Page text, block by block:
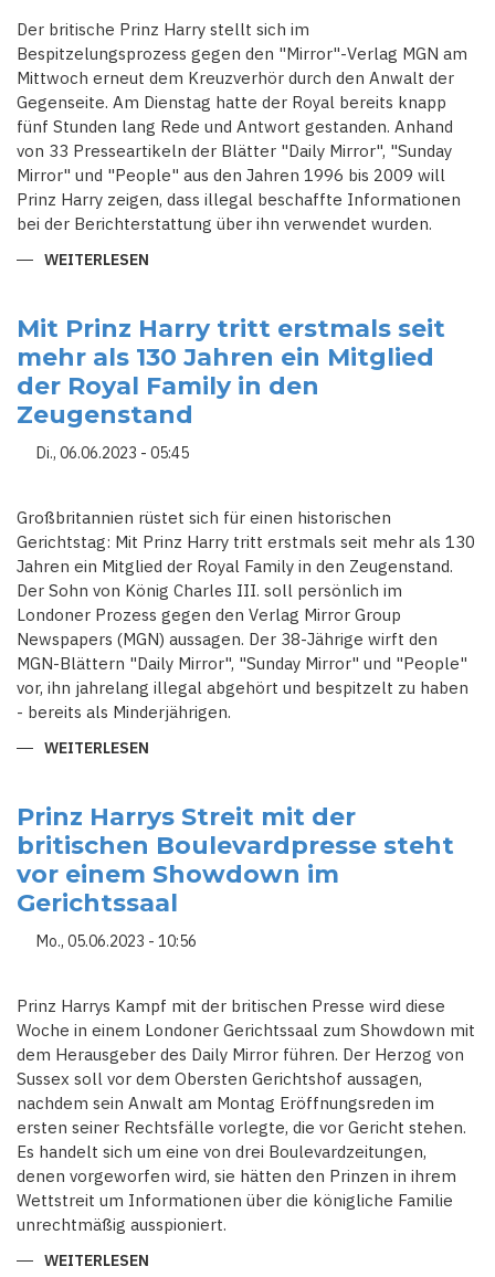
Der britische Prinz Harry stellt sich im
Bespitzelungsprozess gegen den "Mirror"-Verlag MGN am
Mittwoch erneut dem Kreuzverhör durch den Anwalt der
Gegenseite. Am Dienstag hatte der Royal bereits knapp
fünf Stunden lang Rede und Antwort gestanden. Anhand
von 33 Presseartikeln der Blätter "Daily Mirror", "Sunday
Mirror" und "People" aus den Jahren 1996 bis 2009 will
Prinz Harry zeigen, dass illegal beschaffte Informationen
bei der Berichterstattung über ihn verwendet wurden.
WEITERLESEN
SICH
IM
BESPITZELUNGSPROZESS
ERNEUT
DEM
KREUZVERHÖR
DES
ANWALTS
DER
GEGENSEITE
Mit Prinz Harry tritt erstmals seit
mehr als 130 Jahren ein Mitglied
der Royal Family in den
Zeugenstand
Di., 06.06.2023 - 05:45
Großbritannien rüstet sich für einen historischen
Gerichtstag: Mit Prinz Harry tritt erstmals seit mehr als 130
Jahren ein Mitglied der Royal Family in den Zeugenstand.
Der Sohn von König Charles III. soll persönlich im
Londoner Prozess gegen den Verlag Mirror Group
Newspapers (MGN) aussagen. Der 38-Jährige wirft den
MGN-Blättern "Daily Mirror", "Sunday Mirror" und "People"
vor, ihn jahrelang illegal abgehört und bespitzelt zu haben
- bereits als Minderjährigen.
WEITERLESEN
TRITT
ERSTMALS
SEIT
MEHR
ALS
130
JAHREN
EIN
MITGLIED
DER
IN
DEN
ZEUGENSTAND
Prinz Harrys Streit mit der
britischen Boulevardpresse steht
vor einem Showdown im
Gerichtssaal
Mo., 05.06.2023 - 10:56
Prinz Harrys Kampf mit der britischen Presse wird diese
Woche in einem Londoner Gerichtssaal zum Showdown mit
dem Herausgeber des Daily Mirror führen. Der Herzog von
Sussex soll vor dem Obersten Gerichtshof aussagen,
nachdem sein Anwalt am Montag Eröffnungsreden im
ersten seiner Rechtsfälle vorlegte, die vor Gericht stehen.
Es handelt sich um eine von drei Boulevardzeitungen,
denen vorgeworfen wird, sie hätten den Prinzen in ihrem
Wettstreit um Informationen über die königliche Familie
unrechtmäßig ausspioniert.
WEITERLESEN